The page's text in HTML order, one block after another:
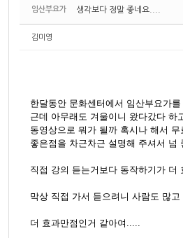
임산부요가 생각보다 정말 좋네요....
김미영
한달동안 문화센터에서 임산부요가
근데 아무래도 겨울이니 왔다갔다 하
동영상으로 뭐가 될까 혹시나 해서
좋은점을 차근차근 설명해 주셔서 넘
직접 강의 듣는거보다 동작하기가 더
막상 직접 가서 듣으려니 사람도 많
더 효과만점인거 같아여.....